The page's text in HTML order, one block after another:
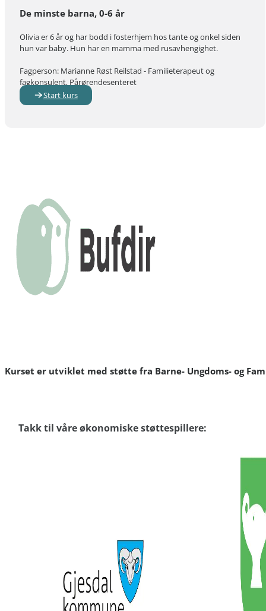
De minste barna, 0-6 år
Olivia er 6 år og har bodd i fosterhjem hos tante og onkel siden
hun var baby. Hun har en mamma med rusavhengighet.
Fagperson: Marianne Røst Reilstad - Familieterapeut og
fagkonsulent, Pårørendesenteret
Start kurs
Kurset er utviklet med støtte fra Barne- Ungdoms- og
Takk til våre økonomiske støttespillere: